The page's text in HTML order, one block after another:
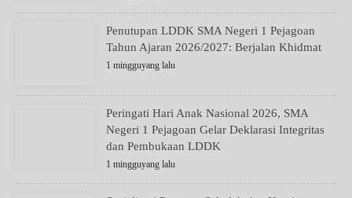
Penutupan LDDK SMA Negeri 1 Pejagoan
Tahun Ajaran 2026/2027: Berjalan Khidmat
1 mingguyang lalu
Peringati Hari Anak Nasional 2026, SMA
Negeri 1 Pejagoan Gelar Deklarasi Integritas
dan Pembukaan LDDK
1 mingguyang lalu